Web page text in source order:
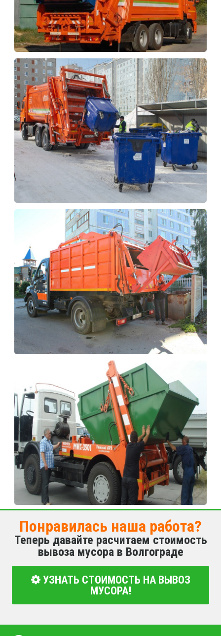
Понравилась наша работа?
Теперь давайте расчитаем стоимость
вывоза мусора в Волгограде
УЗНАТЬ СТОИМОСТЬ НА ВЫВОЗ
МУСОРА!